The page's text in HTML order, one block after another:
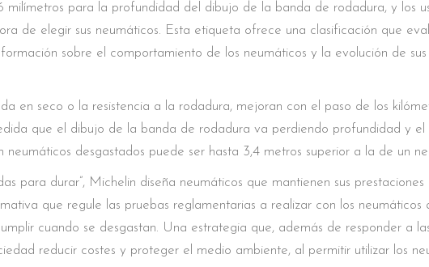
milímetros para la profundidad del dibujo de la banda de rodadura, y los
de elegir sus neumáticos. Esta etiqueta ofrece una clasificación que
sobre el comportamiento de los neumáticos y la evolución de
en seco o la resistencia a la rodadura, mejoran con el paso de los
que el dibujo de la banda de rodadura va perdiendo profundidad y el
desgastados puede ser hasta 3,4 metros superior a la de un
para durar”, Michelin diseña neumáticos que mantienen sus
que regule las pruebas reglamentarias a realizar con los neumáticos
cuando se desgastan. Una estrategia que, además de responder a
reducir costes y proteger el medio ambiente, al permitir utilizar los